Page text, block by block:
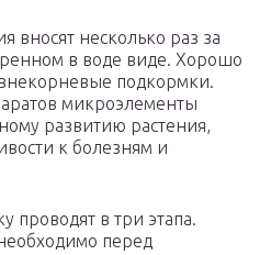
вносят несколько раз за
в воде виде. Хорошо
подкормки.
микроэлементы
развитию растения,
к болезням и
проводят в три этапа.
перед